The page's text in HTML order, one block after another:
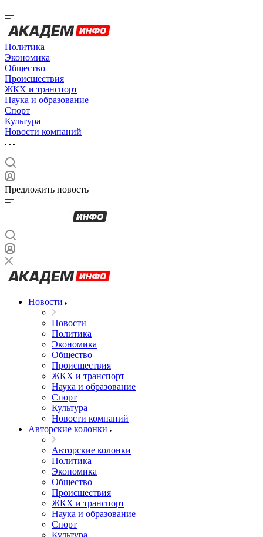
Политика
Экономика
Общество
Происшествия
ЖКХ и транспорт
Наука и образование
Спорт
Культура
Новости компаний
Предложить новость
Новости
Новости
Политика
Экономика
Общество
Происшествия
ЖКХ и транспорт
Наука и образование
Спорт
Культура
Новости компаний
Авторские колонки
Авторские колонки
Политика
Экономика
Общество
Происшествия
ЖКХ и транспорт
Наука и образование
Спорт
Культура